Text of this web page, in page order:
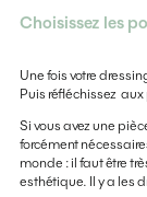
Choisissez les
Une fois votre
Puis réfléchissez
Si vous avez une
forcément
monde : il faut être
esthétique. Il y a les